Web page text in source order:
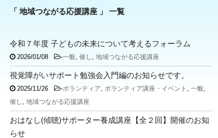
「 地域つながる応援講座 」 一覧
令和７年度 子どもの未来について考えるフォーラム
2026/01/08 -一般 催し 地域つながる応援講座
視覚障がいサポート勉強会入門編のお知らせです。
2025/11/26 -ボランティア ボランティア講座・イベント 一般
催し
地域つながる応援講座
おはなし(傾聴)サポーター養成講座【全２回】開催のお知
らせ